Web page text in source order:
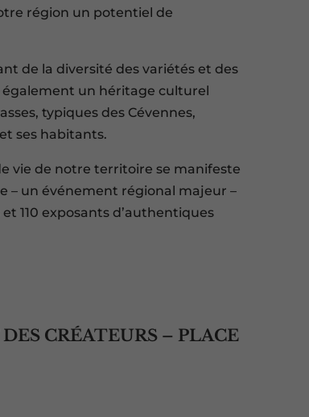
région un potentiel de
de la diversité des variétés et des
un héritage culturel
typiques des Cévennes,
ses habitants.
vie de notre territoire se manifeste
– un événement régional majeur –
110 exposants d’authentiques
CRÉATEURS – PLACE